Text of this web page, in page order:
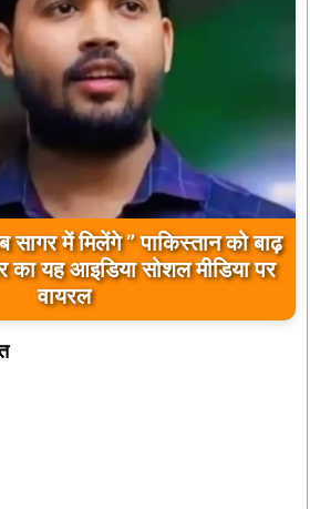
सागर में मिलेंगे ” पाकिस्तान को बाढ़
का यह आइडिया सोशल मीडिया पर
वायरल